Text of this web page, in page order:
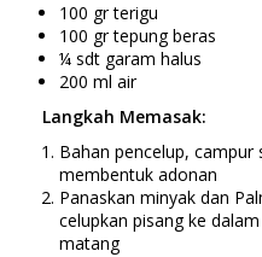
100 gr terigu
100 gr tepung beras
¼ sdt garam halus
200 ml air
Langkah Memasak:
Bahan pencelup, campur
membentuk adonan
Panaskan minyak dan
celupkan pisang ke
matang